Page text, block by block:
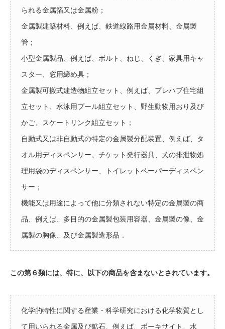
られる金属箔又は金属粉；
金属製建築材料、例えば、鉄道線路用金属材料、金属製
管；
小型金属製品、例えば、ボルト、ねじ、くぎ、家具用キャ
スター、窓用締め具；
金属製可搬式建造物組立セット、例えば、プレハブ住宅組
立セット、水泳用プール組立セット、野生動物用おり及び
かご、スケートリンク組立セット；
自動式又は非自動式の特定の金属製分配装置、例えば、タ
オル用ディスペンサー、チケット発行器具、犬の排泄物処
理用袋のディスペンサー、トイレットペーパーディスペン
サー；
機能又は用途によって他に分類されない特定の金属製の商
品、例えば、多目的の金属製包装用容器、金属製の像、金
属製の胸像、及び金属製造形品．
この第６類には、特に、以下の商品を含まないとされています。
化学的特性に関する産業・科学研究における化学物質とし
て用いられる金属及び鉱石、例えば、ボーキサイト、水